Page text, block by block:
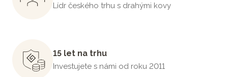
Lídr českého trhu s drahými kovy
15 let na trhu
Investujete s námi od roku 2011